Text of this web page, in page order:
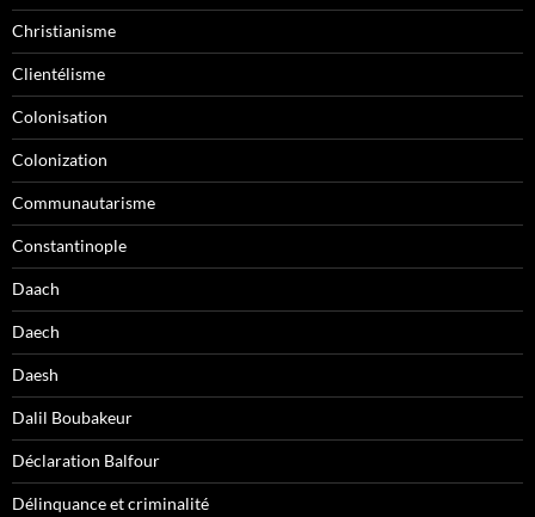
Christianisme
Clientélisme
Colonisation
Colonization
Communautarisme
Constantinople
Daach
Daech
Daesh
Dalil Boubakeur
Déclaration Balfour
Délinquance et criminalité